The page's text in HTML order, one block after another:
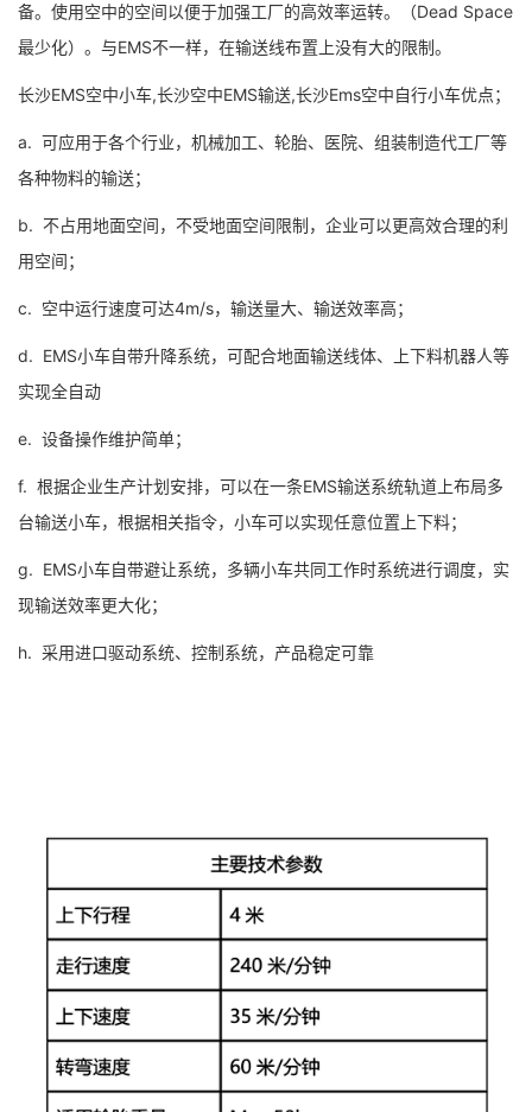
备。使用空中的空间以便于加强工厂的高效率运转。（Dead Space
最少化）。与EMS不一样，在输送线布置上没有大的限制。
长沙EMS空中小车,长沙空中EMS输送,长沙Ems空中自行小车优点；
a. 可应用于各个行业，机械加工、轮胎、医院、组装制造代工厂等
各种物料的输送；
b. 不占用地面空间，不受地面空间限制，企业可以更高效合理的利
用空间；
c. 空中运行速度可达4m/s，输送量大、输送效率高；
d. EMS小车自带升降系统，可配合地面输送线体、上下料机器人等
实现全自动
e. 设备操作维护简单；
f. 根据企业生产计划安排，可以在一条EMS输送系统轨道上布局多
台输送小车，根据相关指令，小车可以实现任意位置上下料；
g. EMS小车自带避让系统，多辆小车共同工作时系统进行调度，实
现输送效率更大化；
h. 采用进口驱动系统、控制系统，产品稳定可靠